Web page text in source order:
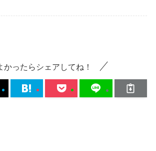
かったらシェアしてね！